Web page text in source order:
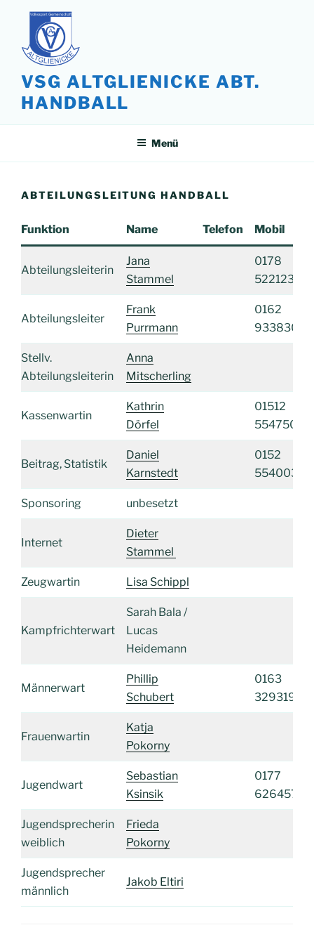
springen
VSG ALTGLIENICKE ABT.
HANDBALL
Menü
ABTEILUNGSLEITUNG HANDBALL
Funktion Name Telefon Mobil
Abteilungsleiterin
Jana
Stammel
0178
5221232
Abteilungsleiter
Frank
Purrmann
0162
9338309
Stellv.
Abteilungsleiterin
Anna
Mitscherling
Kassenwartin
Kathrin
Dörfel
01512
5547502
Beitrag, Statistik
Daniel
Karnstedt
0152
55400381
Sponsoring unbesetzt
Internet
Dieter
Stammel
Zeugwartin Lisa Schippl
Kampfrichterwart
Sarah Bala /
Lucas
Heidemann
Männerwart
Phillip
Schubert
0163
3293192
Frauenwartin
Katja
Pokorny
Jugendwart
Sebastian
Ksinsik
0177
6264577
Jugendsprecherin
weiblich
Frieda
Pokorny
Jugendsprecher
männlich
Jakob Eltiri